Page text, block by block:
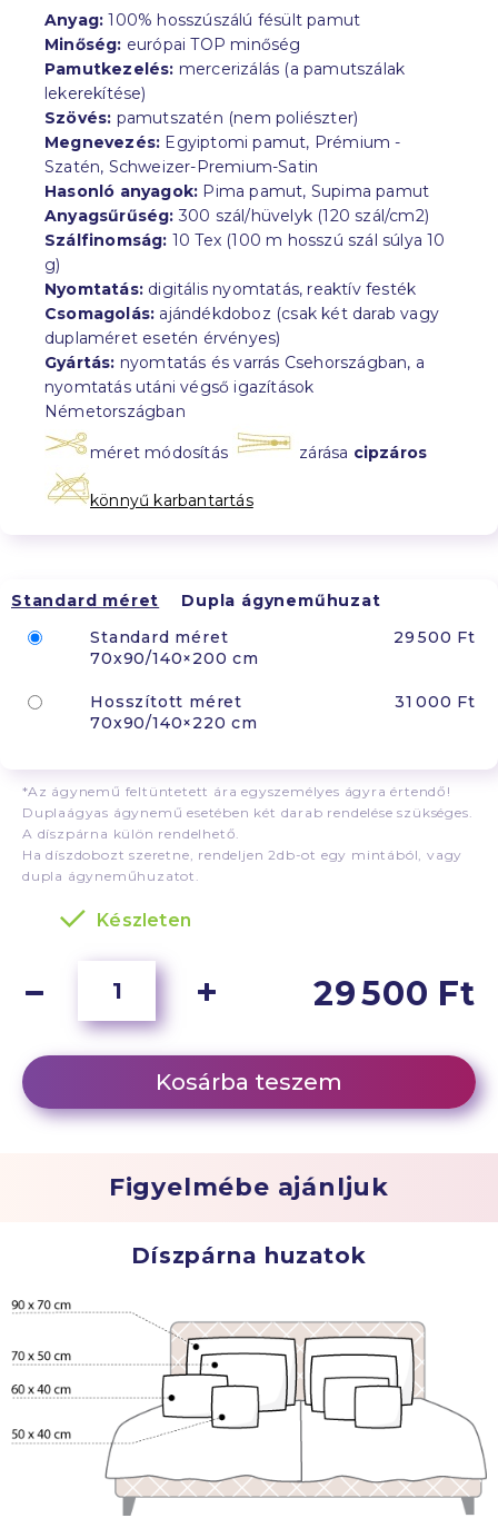
Anyag: 100% hosszúszálú fésült pamut
Minőség: európai TOP minőség
Pamutkezelés: mercerizálás (a pamutszálak
lekerekítése)
Szövés: pamutszatén (nem poliészter)
Megnevezés: Egyiptomi pamut, Prémium -
Szatén, Schweizer-Premium-Satin
Hasonló anyagok: Pima pamut, Supima pamut
Anyagsűrűség: 300 szál/hüvelyk (120 szál/cm2)
Szálfinomság: 10 Tex (100 m hosszú szál súlya 10
g)
Nyomtatás: digitális nyomtatás, reaktív festék
Csomagolás: ajándékdoboz (csak két darab vagy
duplaméret esetén érvényes)
Gyártás: nyomtatás és varrás Csehországban, a
nyomtatás utáni végső igazítások
Németországban
méret módosítás zárása cipzáros
könnyű karbantartás
Standard méret
Dupla ágyneműhuzat
Standard méret
70x90/140×200 cm
29 500 Ft
Hosszított méret
70x90/140×220 cm
31 000 Ft
*Az ágynemű feltüntetett ára egyszemélyes ágyra értendő!
Duplaágyas ágynemű esetében két darab rendelése szükséges.
A díszpárna külön rendelhető.
Ha díszdobozt szeretne, rendeljen 2db-ot egy mintából, vagy
dupla ágyneműhuzatot.
Készleten
29 500 Ft
Kosárba teszem
Figyelmébe ajánljuk
Díszpárna huzatok